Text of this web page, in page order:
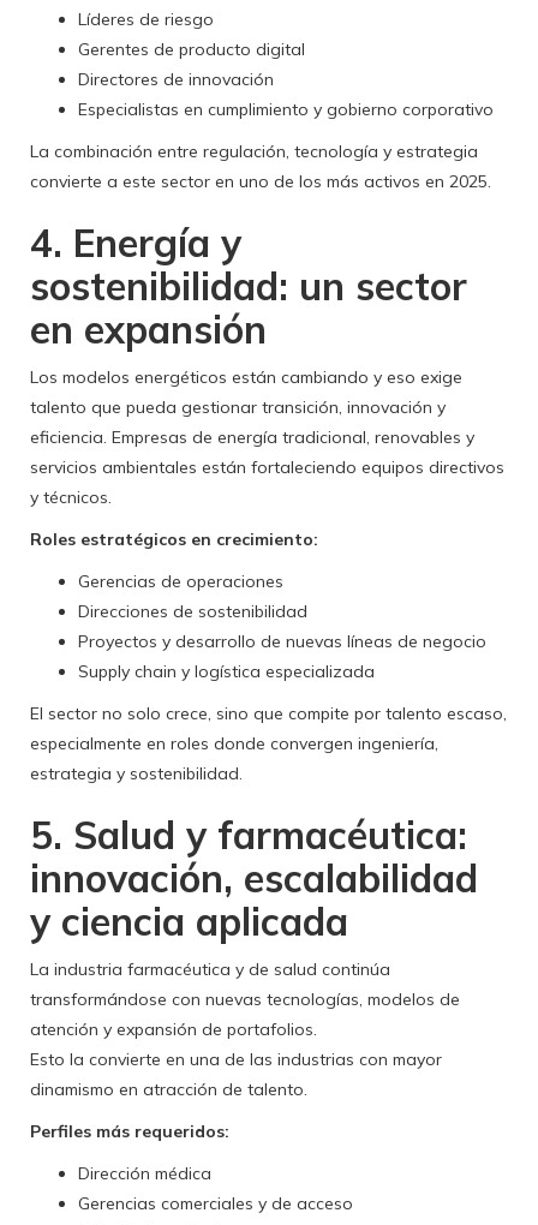
Líderes de riesgo
Gerentes de producto digital
Directores de innovación
Especialistas en cumplimiento y gobierno corporativo
La combinación entre regulación, tecnología y estrategia
convierte a este sector en uno de los más activos en 2025.
4. Energía y
sostenibilidad: un sector
en expansión
Los modelos energéticos están cambiando y eso exige
talento que pueda gestionar transición, innovación y
eficiencia. Empresas de energía tradicional, renovables y
servicios ambientales están fortaleciendo equipos directivos
y técnicos.
Roles estratégicos en crecimiento:
Gerencias de operaciones
Direcciones de sostenibilidad
Proyectos y desarrollo de nuevas líneas de negocio
Supply chain y logística especializada
El sector no solo crece, sino que compite por talento escaso,
especialmente en roles donde convergen ingeniería,
estrategia y sostenibilidad.
5. Salud y farmacéutica:
innovación, escalabilidad
y ciencia aplicada
La industria farmacéutica y de salud continúa
transformándose con nuevas tecnologías, modelos de
atención y expansión de portafolios.
Esto la convierte en una de las industrias con mayor
dinamismo en atracción de talento.
Perfiles más requeridos:
Dirección médica
Gerencias comerciales y de acceso